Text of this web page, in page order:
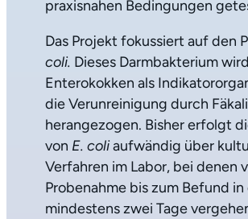
praxisnahen Bedingungen
Das Projekt fokussiert auf den
coli. Dieses Darmbakterium
Enterokokken als
die Verunreinigung durch
herangezogen. Bisher erfolgt
von E. coliaufwändig über
Verfahren im Labor, bei denen
Probenahme bis zum Befund in
mindestens zwei Tage